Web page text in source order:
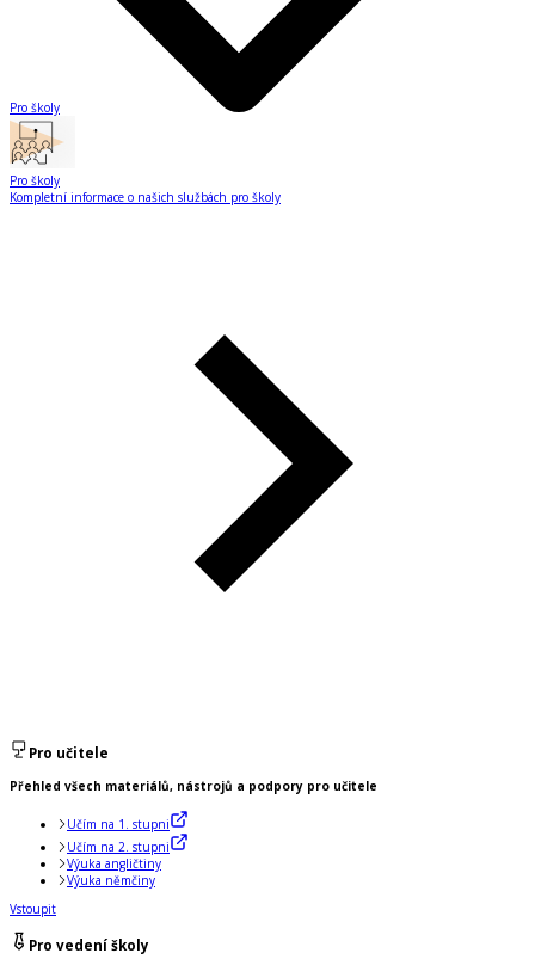
Pro školy
Pro školy
Kompletní informace o našich službách pro školy
Pro učitele
Přehled všech materiálů, nástrojů a podpory pro učitele
Učím na 1. stupni
Učím na 2. stupni
Výuka angličtiny
Výuka němčiny
Vstoupit
Pro vedení školy